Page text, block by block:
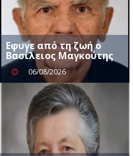
Eφυγε από τη ζωή ο
Βασίλειος Μαγκούτης
06/08/2026